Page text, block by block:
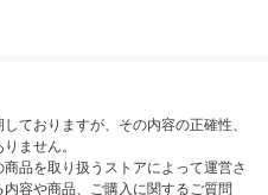
ておりますが、その内容の正確性、
ません。
品を取り扱うストアによって運営さ
容や商品、ご購入に関するご質問